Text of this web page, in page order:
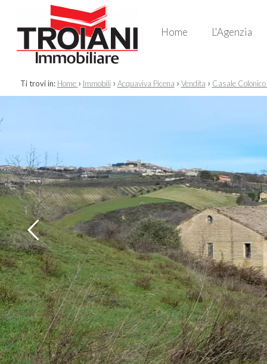
Home L'Agenzia
Ti trovi in: Home › Immobili › Acquaviva Picena › Vendita › Casale